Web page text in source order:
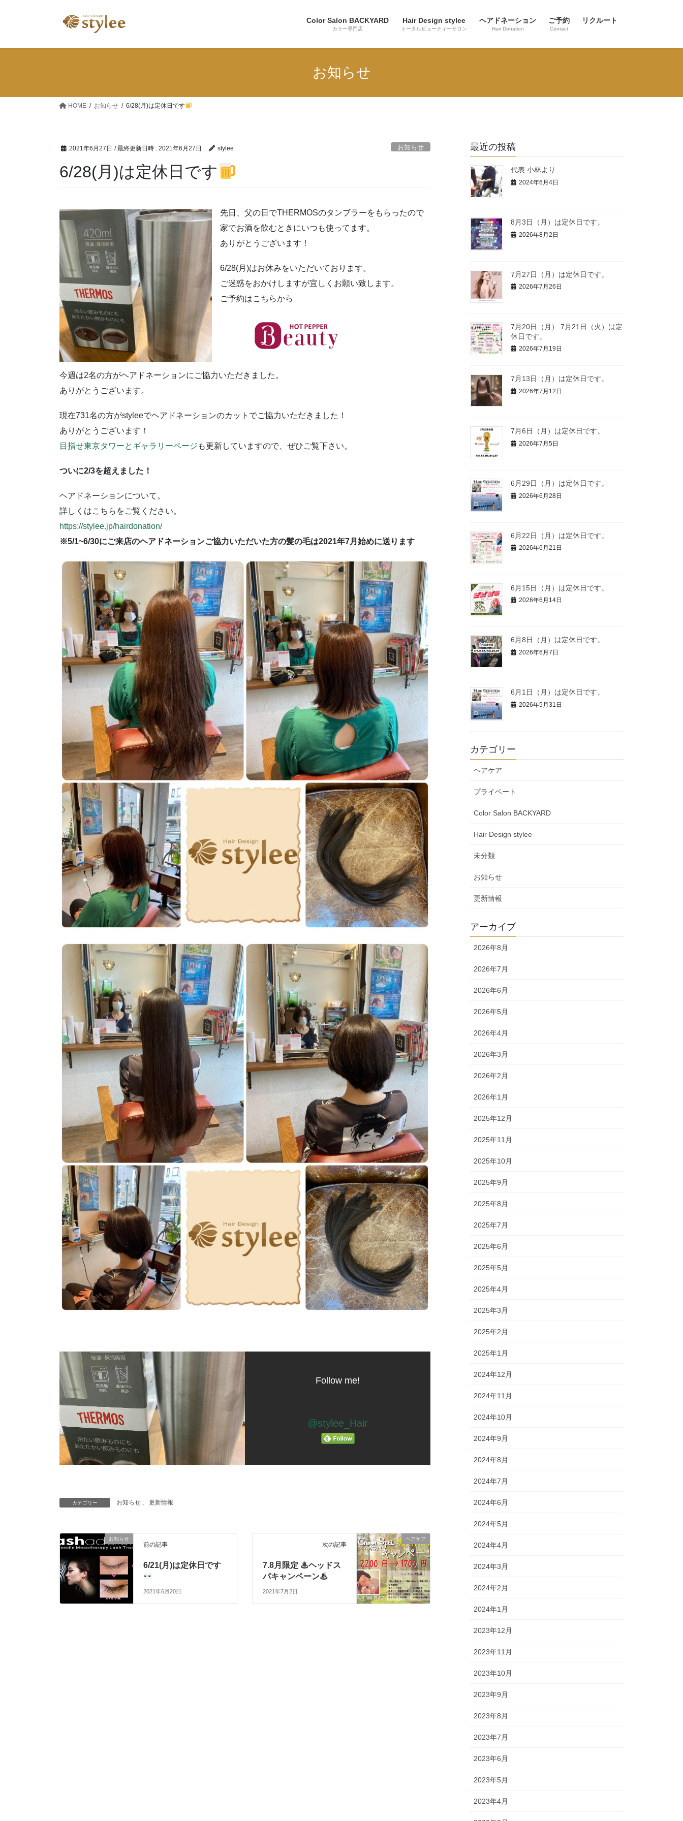
Color Salon BACKYARD
カラー専門店
Hair Design stylee
トータルビューティーサロン
ヘアドネーション
Hair Donation
ご予約
Contact
リクルート
お知らせ
HOME お知らせ 6/28(月)は定休日です
2021年6月27日 / 最終更新日時 : 2021年6月27日 stylee お知らせ
6/28(月)は定休日です
先日、父の日でTHERMOSのタンブラーをもらったので
家でお酒を飲むときにいつも使ってます。
ありがとうございます！
6/28(月)はお休みをいただいております。
ご迷惑をおかけしますが宜しくお願い致します。
ご予約はこちらから
今週は2名の方がヘアドネーションにご協力いただきました。
ありがとうございます。
現在731名の方がstyleeでヘアドネーションのカットでご協力いただきました！
ありがとうございます！
目指せ東京タワーとギャラリーページ も更新していますので、ぜひご覧下さい。
ついに2/3を超えました！
ヘアドネーションについて。
詳しくはこちらをご覧ください。
https://stylee.jp/hairdonation/
※5/1~6/30にご来店のヘアドネーションご協力いただいた方の髪の毛は2021年7月始めに送ります
Follow me!
@stylee_Hair
カテゴリー お知らせ 、 更新情報
お知らせ
前の記事
6/21(月)は定休日です
2021年6月20日
ヘアケア
次の記事
7.8月限定 ♨︎ヘッドス
パキャンペーン♨︎
2021年7月2日
最近の投稿
代表 小林より
2024年6月4日
8月3日（月）は定休日です。
2026年8月2日
7月27日（月）は定休日です。
2026年7月26日
7月20日（月）.7月21日（火）は定
休日です。
2026年7月19日
7月13日（月）は定休日です。
2026年7月12日
7月6日（月）は定休日です。
2026年7月5日
6月29日（月）は定休日です。
2026年6月28日
6月22日（月）は定休日です。
2026年6月21日
6月15日（月）は定休日です。
2026年6月14日
6月8日（月）は定休日です。
2026年6月7日
6月1日（月）は定休日です。
2026年5月31日
カテゴリー
ヘアケア
プライベート
Color Salon BACKYARD
Hair Design stylee
未分類
お知らせ
更新情報
アーカイブ
2026年8月
2026年7月
2026年6月
2026年5月
2026年4月
2026年3月
2026年2月
2026年1月
2025年12月
2025年11月
2025年10月
2025年9月
2025年8月
2025年7月
2025年6月
2025年5月
2025年4月
2025年3月
2025年2月
2025年1月
2024年12月
2024年11月
2024年10月
2024年9月
2024年8月
2024年7月
2024年6月
2024年5月
2024年4月
2024年3月
2024年2月
2024年1月
2023年12月
2023年11月
2023年10月
2023年9月
2023年8月
2023年7月
2023年6月
2023年5月
2023年4月